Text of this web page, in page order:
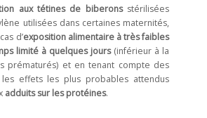
aux tétines de biberonsstérilisées
utilisées dans certaines maternités,
d’exposition alimentaire à très faibles
limité à quelques jours(inférieur à la
prématurés) et en tenant compte des
les effets les plus probables attendus
adduits sur les protéines.